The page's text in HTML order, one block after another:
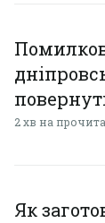
2 хв на
Як